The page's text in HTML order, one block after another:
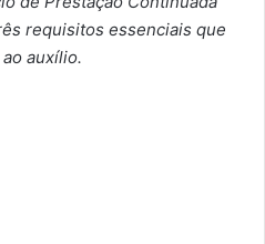
requisitos essenciais que
auxílio.